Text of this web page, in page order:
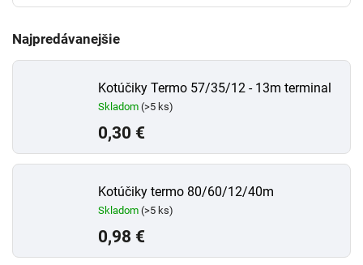
Najpredávanejšie
Kotúčiky Termo 57/35/12 - 13m terminal
Skladom (>5 ks)
0,30 €
Kotúčiky termo 80/60/12/40m
Skladom (>5 ks)
0,98 €